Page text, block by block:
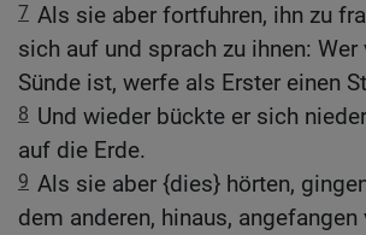
7 Als sie aber fortfuhren, ihn zu
sich auf und sprach zu ihnen: Wer
Sünde ist, werfe als Erster einen
8 Und wieder bückte er sich
auf die Erde.
9 Als sie aber {dies} hörten,
dem anderen, hinaus, angefangen